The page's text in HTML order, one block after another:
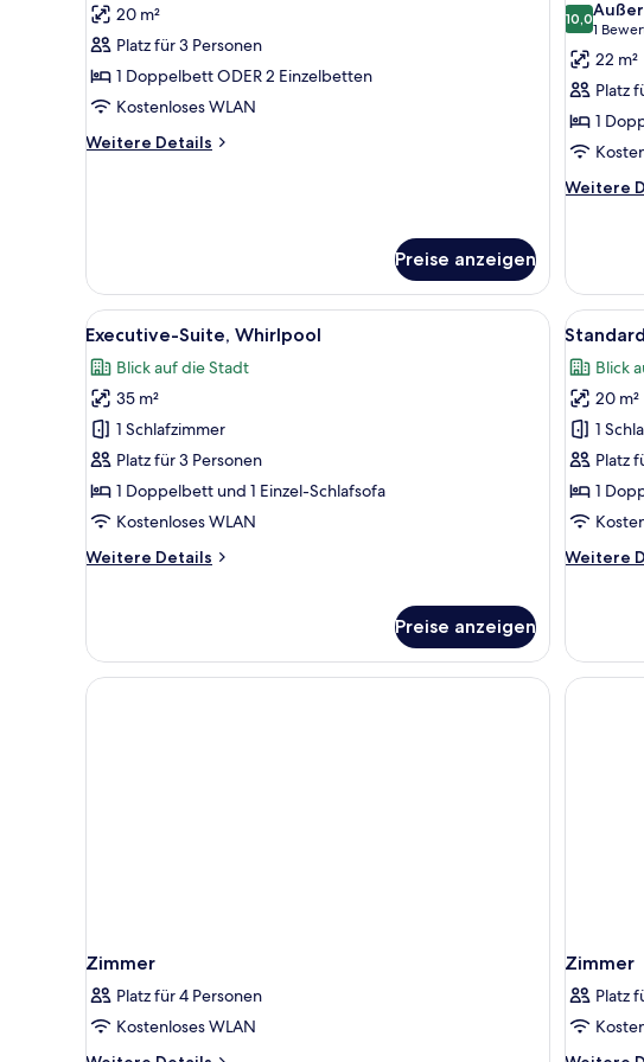
für
Standardzimmer,
Poolblick
anzeigen
20 m²
Platz für 3 Personen
1 Doppelbett ODER 2 Einzelbetten
Kostenloses WLAN
Weitere Details
Weitere
Preise anzeigen
für
10,010,0 von
1
(1
22 m²
Platz
1
Weitere
Weitere
Poolblick
Alle
Fotos
für
Executive-
Suite,
Whirlpool
anzeigen
Ein modernes Hotelzimmer mit einem großen
17
Executive-Suite, Whirlpool
Blick auf die Stadt
35 m²
1 Schlafzimmer
Platz für 3 Personen
1 Doppelbett und 1 Einzel-Schlafsofa
Kostenloses WLAN
Weitere Details
Weitere
Whirlpool
Preise anzeigen
Alle
Fotos
für
19
Blick
20 m²
1
Platz
1
Weitere
Weitere
Zimmer
Platz für 4 Personen
Kostenloses WLAN
Zimmer
Platz